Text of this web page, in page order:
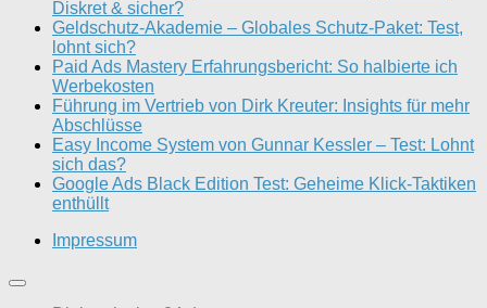
Diskret & sicher?
Geldschutz-Akademie – Globales Schutz-Paket: Test,
lohnt sich?
Paid Ads Mastery Erfahrungsbericht: So halbierte ich
Werbekosten
Führung im Vertrieb von Dirk Kreuter: Insights für mehr
Abschlüsse
Easy Income System von Gunnar Kessler – Test: Lohnt
sich das?
Google Ads Black Edition Test: Geheime Klick-Taktiken
enthüllt
Impressum